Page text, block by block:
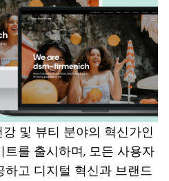
및 뷰티 분야의 혁신가인
를 출시하며, 모든 사용자
고 디지털 혁신과 브랜드